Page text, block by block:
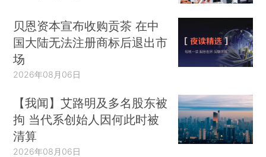
贝恩资本宣布收购贡茶 在中
国大陆无法注册商标后退出市
场
2026年08月06日
【我闻】艾路明及多名股东被
拘 当代系创始人因何此时被
清算
2026年08月06日